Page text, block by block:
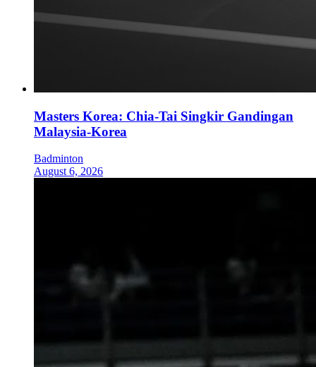
Masters Korea: Chia-Tai Singkir Gandingan
Malaysia-Korea
Badminton
August 6, 2026